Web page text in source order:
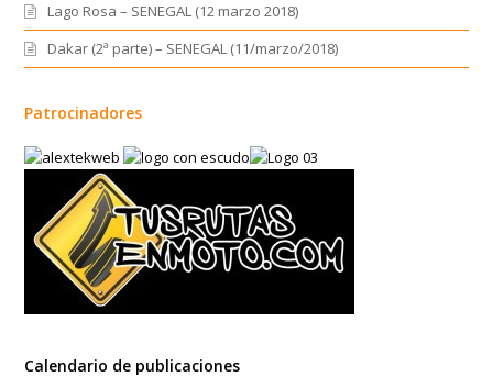
Lago Rosa – SENEGAL (12 marzo 2018)
Dakar (2ª parte) – SENEGAL (11/marzo/2018)
Patrocinadores
Calendario de publicaciones